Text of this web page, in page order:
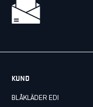
KUND
BLÅKLÄDER EDI